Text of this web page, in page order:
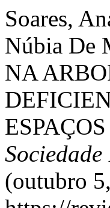
Soares,
Núbia De
NA
(outubro